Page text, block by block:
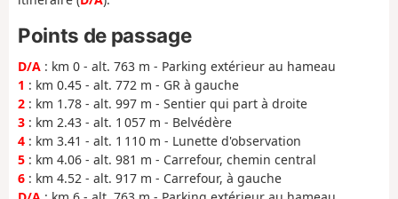
Points de passage
D/A : km 0 - alt. 763 m - Parking extérieur au hameau
1 : km 0.45 - alt. 772 m - GR à gauche
2 : km 1.78 - alt. 997 m - Sentier qui part à droite
3 : km 2.43 - alt. 1 057 m - Belvédère
4 : km 3.41 - alt. 1 110 m - Lunette d'observation
5 : km 4.06 - alt. 981 m - Carrefour, chemin central
6 : km 4.52 - alt. 917 m - Carrefour, à gauche